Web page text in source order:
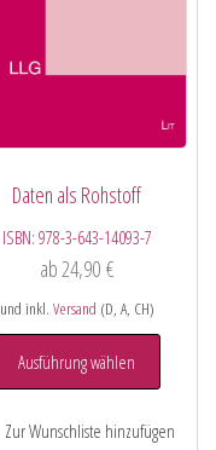
Daten als Rohstoff
ISBN: 978-3-643-14093-7
ab24,90 €
und inkl. Versand (D, A, CH)
Ausführung wählen